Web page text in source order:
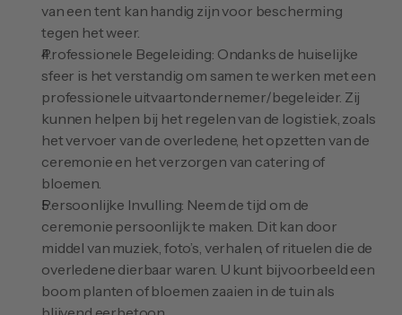
van een tent kan handig zijn voor bescherming
tegen het weer.
Professionele Begeleiding: Ondanks de huiselijke
sfeer is het verstandig om samen te werken met een
professionele uitvaartondernemer/begeleider. Zij
kunnen helpen bij het regelen van de logistiek, zoals
het vervoer van de overledene, het opzetten van de
ceremonie en het verzorgen van catering of
bloemen.
Persoonlijke Invulling: Neem de tijd om de
ceremonie persoonlijk te maken. Dit kan door
middel van muziek, foto’s, verhalen, of rituelen die de
overledene dierbaar waren. U kunt bijvoorbeeld een
boom planten of bloemen zaaien in de tuin als